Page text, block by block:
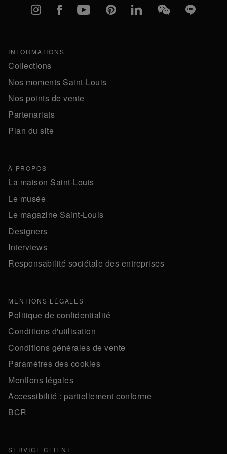
Instagram
FacebookYouTubePinterestlinkedInWeChatLine
INFORMATIONS
Collections
Nos moments Saint-Louis
Nos points de vente
Partenariats
Plan du site
À PROPOS
La maison Saint-Louis
Le musée
Le magazine Saint-Louis
Designers
Interviews
Responsabilité sociétale des entreprises
MENTIONS LÉGALES
Politique de confidentialité
Conditions d'utilisation
Conditions générales de vente
Paramètres des cookies
Mentions légales
Accessibilité : partiellement conforme
BCR
SERVICE CLIENT